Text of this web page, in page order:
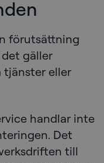
förutsättning
gäller
tjänster eller
handlar inte
Det
till